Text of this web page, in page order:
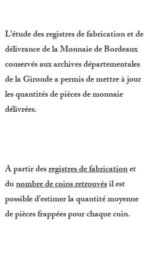
L'étude des registres de fabrication et de
délivrance de la Monnaie de Bordeaux
conservés aux archives départementales
de la Gironde a permis de mettre à jour
les quantités de pièces de monnaie
délivrées.
A partir desregistres de fabricationet
dunombre de coins retrouvésil est
possible d'estimer la quantité moyenne
de pièces frappées pour chaque coin.